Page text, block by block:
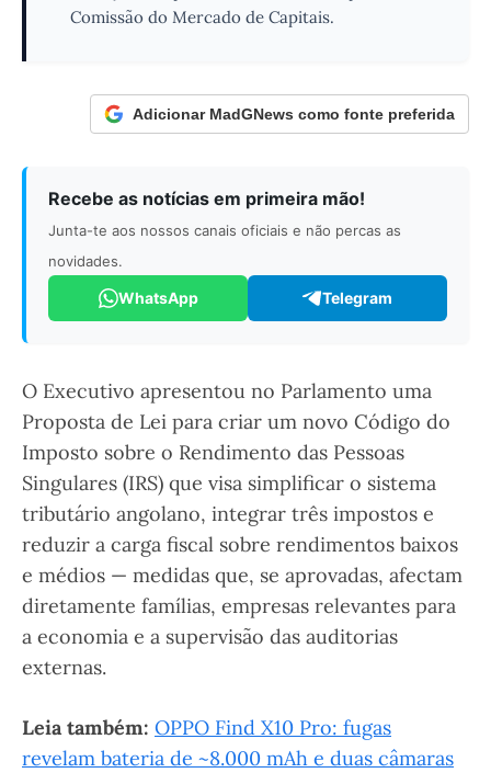
Comissão do Mercado de Capitais.
Adicionar MadGNews como fonte preferida
Recebe as notícias em primeira mão!
Junta-te aos nossos canais oficiais e não percas as
novidades.
WhatsApp Telegram
O Executivo apresentou no Parlamento uma
Proposta de Lei para criar um novo Código do
Imposto sobre o Rendimento das Pessoas
Singulares (IRS) que visa simplificar o sistema
tributário angolano, integrar três impostos e
reduzir a carga fiscal sobre rendimentos baixos
e médios — medidas que, se aprovadas, afectam
diretamente famílias, empresas relevantes para
a economia e a supervisão das auditorias
externas.
Leia também: OPPO Find X10 Pro: fugas
revelam bateria de ~8.000 mAh e duas câmaras